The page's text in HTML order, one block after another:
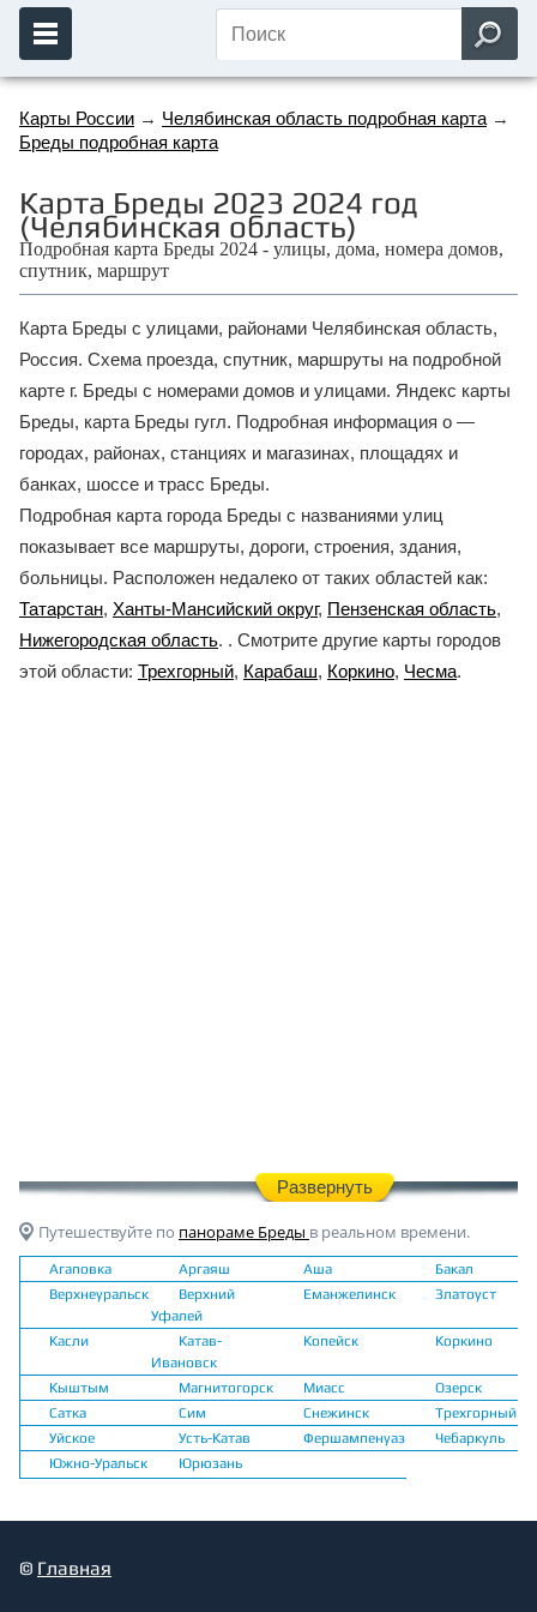
Карты России → Челябинская область подробная карта →
Бреды подробная карта
Карта Бреды 2023 2024 год
(Челябинская область)
Подробная карта Бреды 2024 - улицы, дома, номера домов,
спутник, маршрут
Карта Бреды с улицами, районами Челябинская область,
Россия. Схема проезда, спутник, маршруты на подробной
карте г. Бреды с номерами домов и улицами. Яндекс карты
Бреды, карта Бреды гугл. Подробная информация о —
городах, районах, станциях и магазинах, площадях и
банках, шоссе и трасс Бреды.
Подробная карта города Бреды с названиями улиц
показывает все маршруты, дороги, строения, здания,
больницы. Расположен недалеко от таких областей как:
Татарстан, Ханты-Мансийский округ, Пензенская область,
Нижегородская область. . Смотрите другие карты городов
этой области: Трехгорный, Карабаш, Коркино, Чесма.
Развернуть
Путешествуйте по панораме Бреды в реальном времени.
Агаповка Аргаяш Аша
Бакал
Верхнеуральск
Верхний
Уфалей
Еманжелинск Златоуст
Касли
Катав-
Ивановск
Копейск Коркино
Кыштым Магнитогорск Миасс
Озерск
Сатка
Сим Снежинск
Трехгорный
Уйское
Усть-Катав Фершампенуаз
Чебаркуль
Южно-Уральск
Юрюзань
© Главная